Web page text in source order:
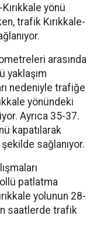
yönü
trafik Kırıkkale-
arasında
yaklaşım
nedeniyle trafiğe
yönündeki
Ayrıca 35-37.
kapatılarak
sağlanıyor.
patlatma
yolunun 28-
saatlerde trafik